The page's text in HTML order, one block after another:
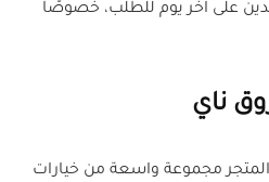
على آخر يوم للطلب، خصوصًا
ناي
المتجر مجموعة واسعة من خيارات